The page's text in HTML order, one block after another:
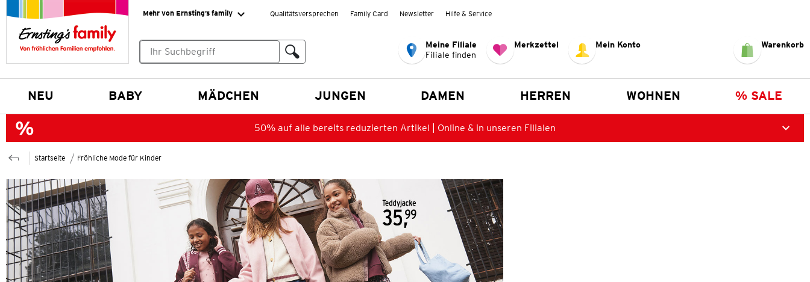
Mehr von Ernsting’s family Qualitätsversprechen Family Card Newsletter Hilfe & Service
Meine Filiale
Filiale finden
Merkzettel Mein Konto Warenkorb
NEU BABY MÄDCHEN JUNGEN DAMEN HERREN WOHNEN % SALE
50% auf alle bereits reduzierten Artikel | Online & in unseren Filialen
Startseite Fröhliche Mode für Kinder